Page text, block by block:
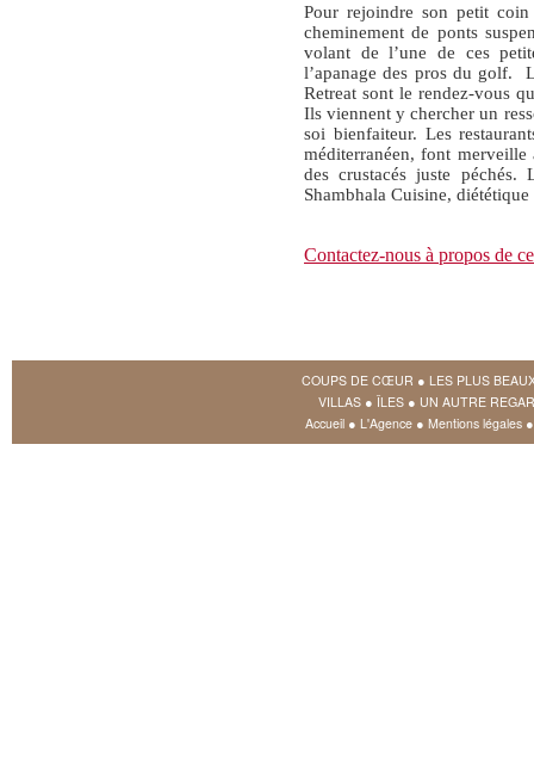
Pour rejoindre son petit
cheminement de ponts
volant de l’une de ces
l’apanage des pros du golf.
Retreat sont le rendez-vous
Ils viennent y chercher un
soi bienfaiteur. Les
méditerranéen, font
des crustacés juste péchés.
Shambhala Cuisine,
Contactez-nous à propos de
COUPS DE CŒUR ● LES PLUS
VILLAS ● ÎLES ● UN AUTRE
Accueil ● L'Agence ● Mentions légales